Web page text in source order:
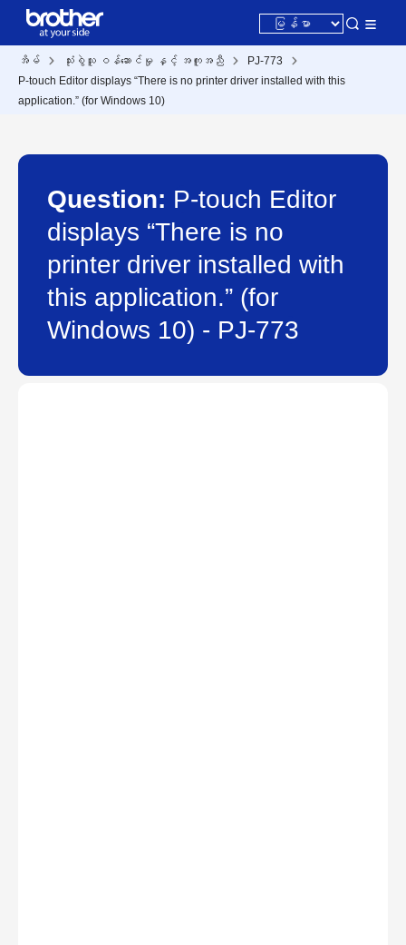
အိမ် သုံးစွဲသူ ဝန်ဆောင်မှု နှင့် အကူအညီ
PJ-773
P-touch Editor displays “There is no printer driver installed with this
application.” (for Windows 10)
Question: P-touch Editor
displays “There is no
printer driver installed with
this application.” (for
Windows 10) - PJ-773